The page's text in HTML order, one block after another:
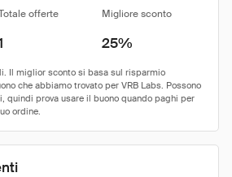
offerte Migliore sconto
25%